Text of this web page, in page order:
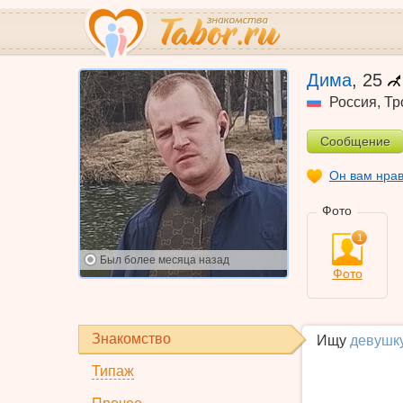
Был более месяца назад
Дима, 25
Россия,
Сообщение
Он вам
Фото
1
Фото
Знакомство
Типаж
Ищу